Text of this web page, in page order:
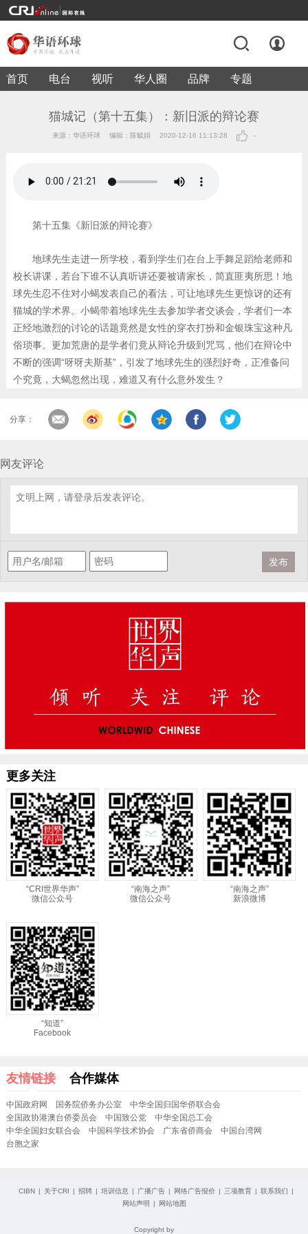
首页 电台 视听 华人圈 品牌 专题
猫城记（第十五集）：新旧派的辩论赛
来源：华语环球 编辑：陈毓娟 2020-12-16 11:13:28 -
第十五集《新旧派的辩论赛》
地球先生走进一所学校，看到学生们在台上手舞足蹈给老师和
校长讲课，若台下谁不认真听讲还要被请家长，简直匪夷所思！地
球先生忍不住对小蝎发表自己的看法，可让地球先生更惊讶的还有
猫城的学术界。小蝎带着地球先生去参加学者交谈会，学者们一本
正经地激烈的讨论的话题竟然是女性的穿衣打扮和金银珠宝这种凡
俗琐事。更加荒唐的是学者们竟从辩论升级到咒骂，他们在辩论中
不断的强调“呀呀夫斯基”，引发了地球先生的强烈好奇，正准备问
个究竟，大蝎忽然出现，难道又有什么意外发生？
分享：
网友评论
更多关注
“CRI世界华声”
微信公众号
“南海之声”
微信公众号
“南海之声”
新浪微博
“知道”
Facebook
友情链接 合作媒体
中国政府网 国务院侨务办公室
中华全国归国华侨联合会
全国政协港澳台侨委员会
中国致公党
中华全国总工会
中华全国妇女联合会
中国科学技术协会 广东省侨商会
中国台湾网
台胞之家
CIBN | 关于CRI | 招聘 | 培训信息 | 广播广告 | 网络广告报价 | 三项教育 | 联系我们
|
网站声明
| 网站地图
Copyright by